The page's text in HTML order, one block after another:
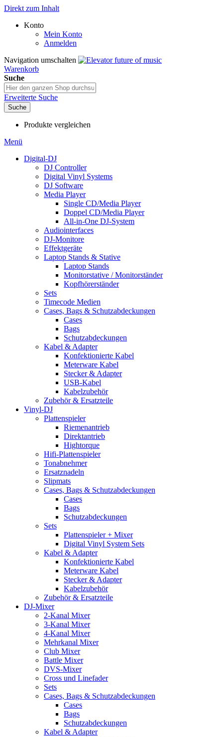
Direkt zum Inhalt
Konto
Mein Konto
Anmelden
Navigation umschalten
Warenkorb
Suche
Erweiterte Suche
Suche
Produkte vergleichen
Menü
Digital-DJ
DJ Controller
Digital Vinyl Systems
DJ Software
Media Player
Single CD/Media Player
Doppel CD/Media Player
All-in-One DJ-System
Audiointerfaces
DJ-Monitore
Effektgeräte
Laptop Stands & Stative
Laptop Stands
Monitorstative / Monitorständer
Kopfhörerständer
Sets
Timecode Medien
Cases, Bags & Schutzabdeckungen
Cases
Bags
Schutzabdeckungen
Kabel & Adapter
Konfektionierte Kabel
Meterware Kabel
Stecker & Adapter
USB-Kabel
Kabelzubehör
Zubehör & Ersatzteile
Vinyl-DJ
Plattenspieler
Riemenantrieb
Direktantrieb
Hightorque
Hifi-Plattenspieler
Tonabnehmer
Ersatznadeln
Slipmats
Cases, Bags & Schutzabdeckungen
Cases
Bags
Schutzabdeckungen
Sets
Plattenspieler + Mixer
Digital Vinyl System Sets
Kabel & Adapter
Konfektionierte Kabel
Meterware Kabel
Stecker & Adapter
Kabelzubehör
Zubehör & Ersatzteile
DJ-Mixer
2-Kanal Mixer
3-Kanal Mixer
4-Kanal Mixer
Mehrkanal Mixer
Club Mixer
Battle Mixer
DVS-Mixer
Cross und Linefader
Sets
Cases, Bags & Schutzabdeckungen
Cases
Bags
Schutzabdeckungen
Kabel & Adapter